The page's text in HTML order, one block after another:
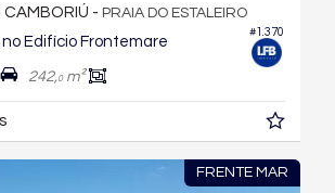
#1.370
- PRAIA DO ESTALEIRO
Edifício Frontemare
242,0m²
FRENTE MAR